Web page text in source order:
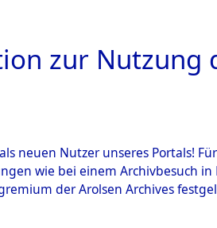
zur Nutzung
neuen Nutzer unseres Portals!
wie bei einem Archivbesuch
der Arolsen Archives